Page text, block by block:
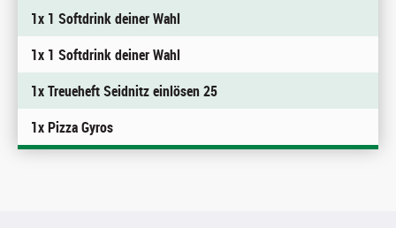
1x 1 Softdrink deiner Wahl
1x 1 Softdrink deiner Wahl
1x Treueheft Seidnitz einlösen 25
1x Pizza Gyros